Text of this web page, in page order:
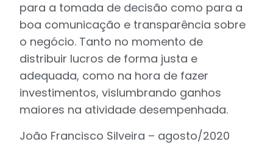
para a tomada de decisão como para a
boa comunicação e transparência sobre
o negócio. Tanto no momento de
distribuir lucros de forma justa e
adequada, como na hora de fazer
investimentos, vislumbrando ganhos
maiores na atividade desempenhada.
João Francisco Silveira – agosto/2020